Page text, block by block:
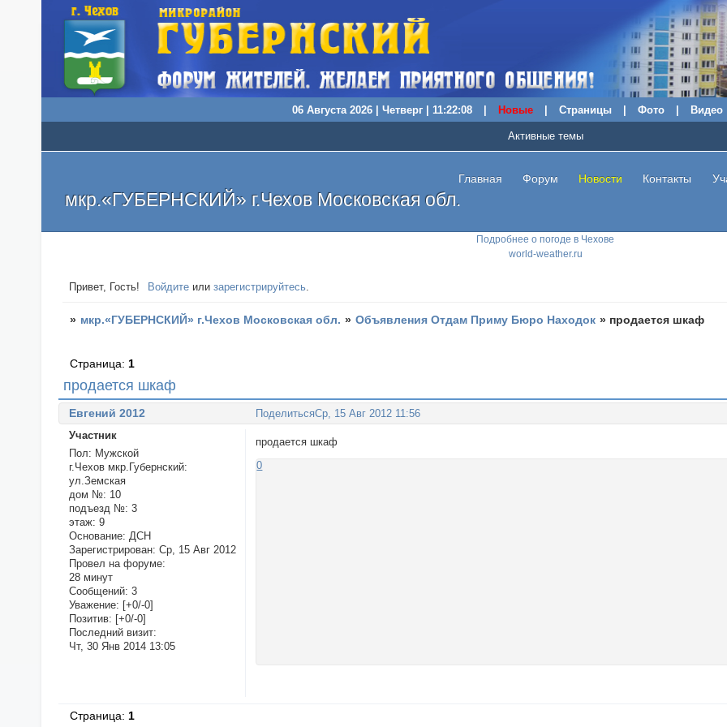
06 Августа 2026 | Четверг | 11:22:09 Новые Страницы Фото Видео
Подробнее о погоде в Чехове
world-weather.ru
мкр.«ГУБЕРНСКИЙ» г.Чехов Московская обл.
Главная Форум Новости Контакты
Активные темы
Привет, Гость! Войдите илизарегистрируйтесь.
» мкр.«ГУБЕРНСКИЙ» г.Чехов Московская обл. » Объявления Отдам Приму Бюро Находок » продается шкаф
продается шкаф
Страница: 1
ПоделитьсяСр, 15 Авг 2012 11:56
Евгений 2012
Участник
Пол: Мужской
г.Чехов мкр.Губернский:
ул.Земская
дом №: 10
подъезд №: 3
этаж: 9
Основание: ДСН
Зарегистрирован: Ср, 15 Авг 2012
Провел на форуме:
28 минут
Сообщений: 3
Уважение: [+0/-0]
Позитив: [+0/-0]
Последний визит:
Чт, 30 Янв 2014 13:05
продается шкаф
0
Страница: 1